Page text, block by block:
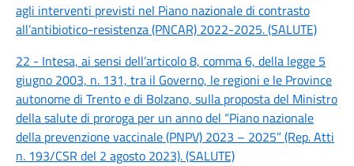
agli interventi previsti nel Piano nazionale di contrasto
all’antibiotico-resistenza (PNCAR) 2022-2025. (SALUTE)
22 - Intesa, ai sensi dell’articolo 8, comma 6, della legge 5
giugno 2003, n. 131, tra il Governo, le regioni e le Province
autonome di Trento e di Bolzano, sulla proposta del Ministro
della salute di proroga per un anno del “Piano nazionale
della prevenzione vaccinale (PNPV) 2023 – 2025” (Rep. Atti
n. 193/CSR del 2 agosto 2023). (SALUTE)